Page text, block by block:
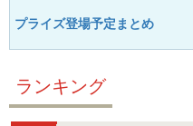
プライズ登場予定まとめ
ランキング